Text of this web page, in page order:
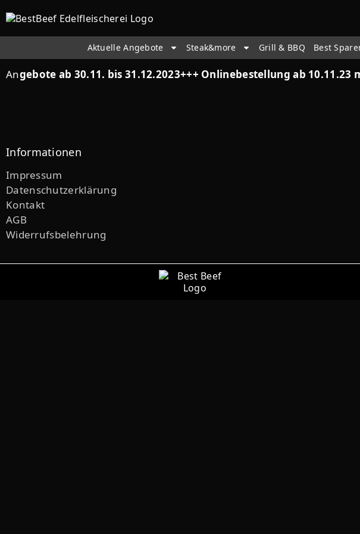
Aktuelle Angebote Steak&more Grill & BBQ Best
Angebote ab 30.11. bis 31.12.2023+++ Onlinebestellung ab
Informationen
Impressum
Datenschutzerklärung
Kontakt
AGB
Widerrufsbelehrung